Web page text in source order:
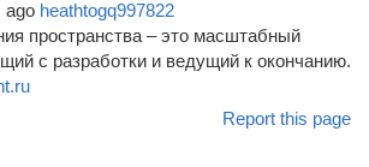
ago heathtogq997822
пространства – это масштабный
с разработки и ведущий к окончанию.
Report this page